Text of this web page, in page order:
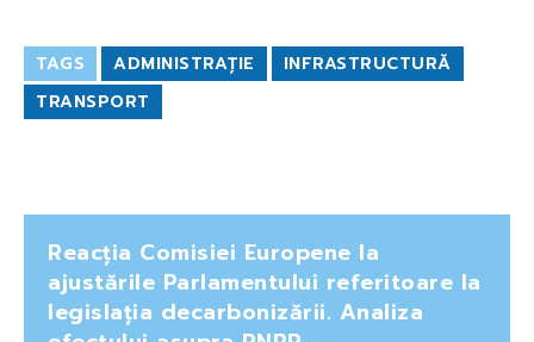
TAGS ADMINISTRAȚIE
INFRASTRUCTURĂ
TRANSPORT
Reacția Comisiei Europene la
ajustările Parlamentului referitoare la
legislația decarbonizării. Analiza